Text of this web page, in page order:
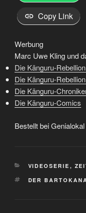
Copy Link
Werbung
Marc Uwe Kling und
Die Känguru-
Die Känguru-
Die Känguru-
Die Känguru-Comics
Bestellt bei
KATEGORIEN
VIDEOSERIE ,
SCHLAGWÖRTER
DER